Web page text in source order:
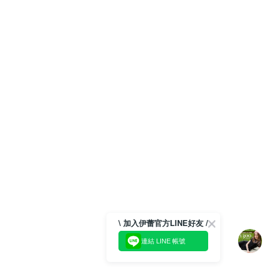
\ 加入伊蕾官方LINE好友 /
連結 LINE 帳號